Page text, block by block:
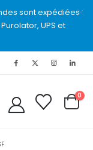
sont expédiées
UPS et
0